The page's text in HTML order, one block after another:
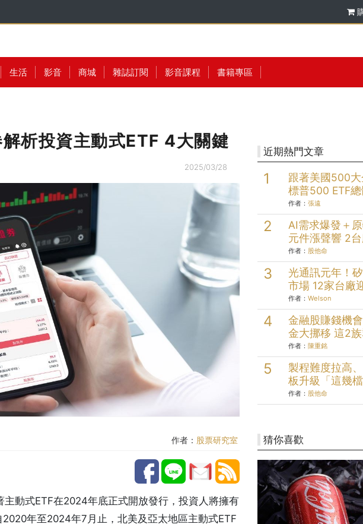
生活 影音 商城 雜誌訂閱 影音課程 書籍專區
析投資主動式ETF 4大關鍵
2025/03/28
作者： 股票研究室
動式ETF在2024年底正式開放發行，投資人將擁有
年至2024年7月止，北美及亞太地區主動式ETF
近期熱門文章
跟著美國500
標普500 ETF
擇？
作者： 張遠
AI需求爆發＋
元件漲聲響 2
作者： 股他命
光通訊元年！
市場 12家台廠
作者： Welson
金融股賺錢機
金大挪移 這2族
作者： 陳重銘
製程難度拉高
板升級「這幾
作者： 股他命
猜你喜歡